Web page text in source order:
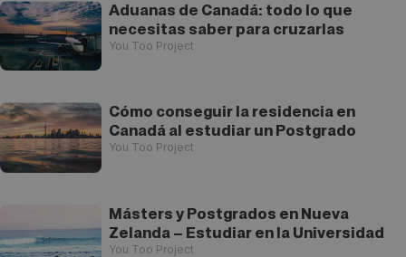
Aduanas de Canadá: todo lo que
necesitas saber para cruzarlas
You Too Project
Cómo conseguir la residencia en
Canadá al estudiar un Postgrado
You Too Project
Másters y Postgrados en Nueva
Zelanda – Estudiar en la Universidad
You Too Project